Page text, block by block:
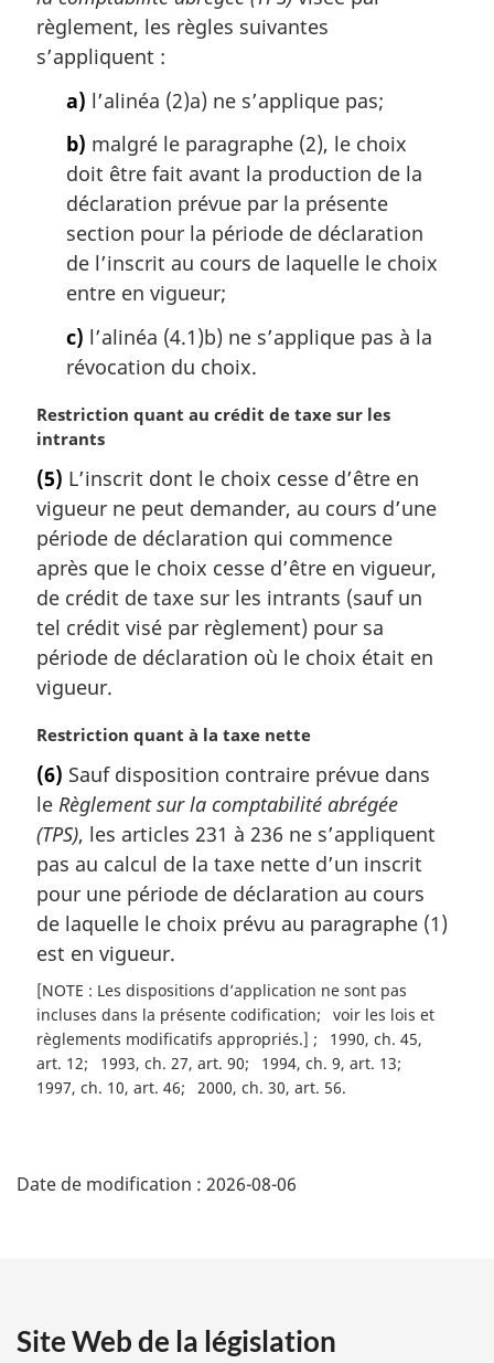
g
i
règlement, les règles suivantes
s’appliquent :
a) l’alinéa (2)a) ne s’applique pas;
b) malgré le paragraphe (2), le choix
doit être fait avant la production de la
déclaration prévue par la présente
section pour la période de déclaration
de l’inscrit au cours de laquelle le choix
entre en vigueur;
c) l’alinéa (4.1)b) ne s’applique pas à la
révocation du choix.
N
o
e
m
a
r
i
n
a
l
:
Restriction quant au crédit de taxe sur les
intrants
(5) L’inscrit dont le choix cesse d’être en
vigueur ne peut demander, au cours d’une
période de déclaration qui commence
après que le choix cesse d’être en vigueur,
de crédit de taxe sur les intrants (sauf un
tel crédit visé par règlement) pour sa
période de déclaration où le choix était en
vigueur.
N
t
e
m
a
r
g
i
n
l
e
:
Restriction quant à la taxe nette
(6) Sauf disposition contraire prévue dans
le Règlement sur la comptabilité abrégée
(TPS), les articles 231 à 236 ne s’appliquent
pas au calcul de la taxe nette d’un inscrit
pour une période de déclaration au cours
de laquelle le choix prévu au paragraphe (1)
est en vigueur.
[NOTE : Les dispositions d’application ne sont pas
incluses dans la présente codification
voir les lois et
règlements modificatifs appropriés.]
1990, ch. 45,
art. 12
1993, ch. 27, art. 90
1994, ch. 9, art. 13
1997, ch. 10, art. 46
2000, ch. 30, art. 56
é
i
Date de modification : 2026-08-06
Site Web de la législation